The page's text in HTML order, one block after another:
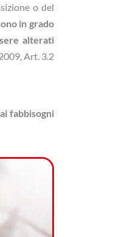
o del
in grado
alterati
Art. 3.2
fabbisogni